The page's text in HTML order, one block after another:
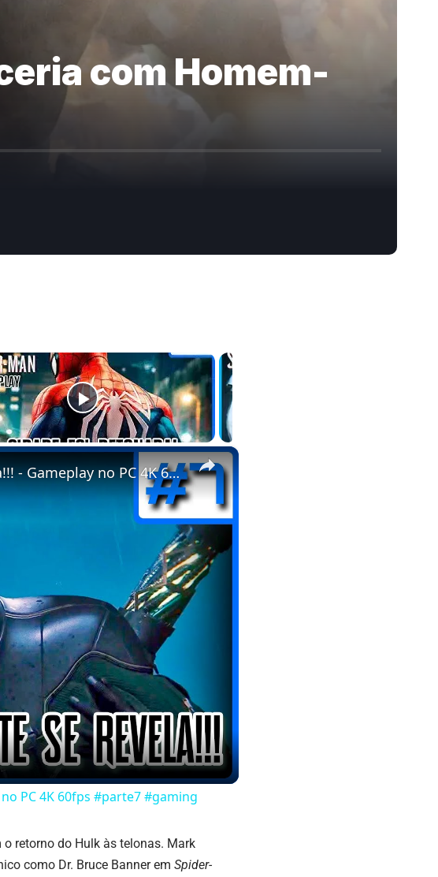
com Homem-
×
SPIDER MAN - Dr Octopus finalmente se revela!!! - Gameplay no PC 4K 60fps #parte7 #gaming
PC 4K 60fps #parte7 #gaming
retorno do Hulk às telonas. Mark
como Dr. Bruce Banner em Spider-